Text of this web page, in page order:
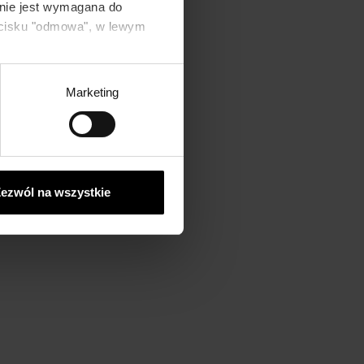
jest wymagana do
"odmowa", w lewym
Marketing
na wszystkie